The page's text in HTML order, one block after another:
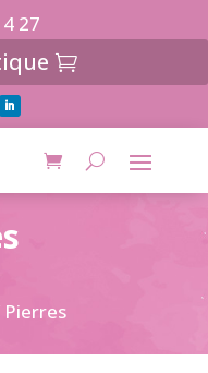
27
Pierres